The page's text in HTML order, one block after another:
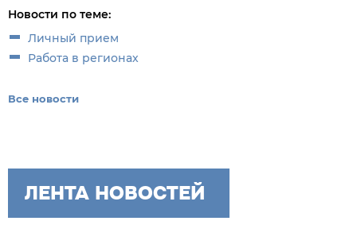
Новости по теме:
Личный прием
Работа в регионах
Все новости
ЛЕНТА НОВОСТЕЙ